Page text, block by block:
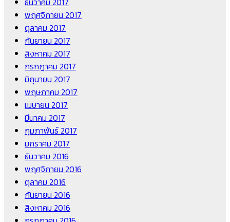
พฤศจิกายน 2017
ตุลาคม 2017
กันยายน 2017
สิงหาคม 2017
กรกฎาคม 2017
มิถุนายน 2017
พฤษภาคม 2017
เมษายน 2017
มีนาคม 2017
กุมภาพันธ์ 2017
มกราคม 2017
ธันวาคม 2016
พฤศจิกายน 2016
ตุลาคม 2016
กันยายน 2016
สิงหาคม 2016